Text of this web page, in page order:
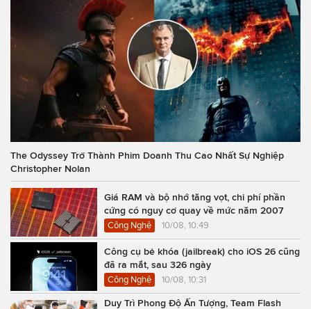
The Odyssey Trở Thành Phim Doanh Thu Cao Nhất Sự Nghiệp
Christopher Nolan
Giá RAM và bộ nhớ tăng vọt, chi phí phần
cứng có nguy cơ quay về mức năm 2007
Công Nghệ 10/08, 10:49
Công cụ bẻ khóa (jailbreak) cho iOS 26 cũng
đã ra mắt, sau 326 ngày
Công Nghệ 10/08, 10:31
Duy Trì Phong Độ Ấn Tượng, Team Flash